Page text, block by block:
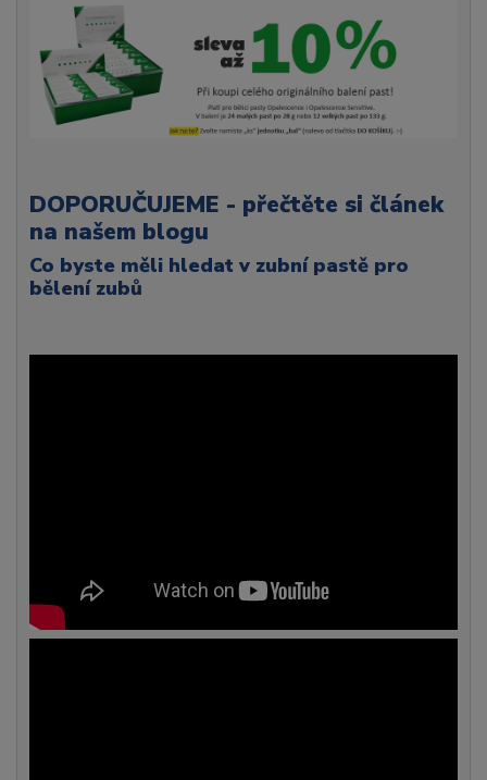
DOPORUČUJEME - přečtěte si článek
na našem blogu
Co byste měli hledat v zubní pastě pro
bělení zubů